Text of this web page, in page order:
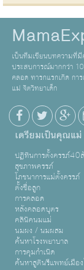
เป็นทีมเขียนบทความที่
ประสบการณ์มากกว่า
คลอด ทารกแรกเกิด กา
แม่ จิตวิทยาเด็ก
เตรียมเป็นคุณแม่
ปฏิทินการตั้งครรภ์40
สุขภาพครรภ์
โภชนาการแม่ตั้งครรภ์
ตั้งชื่อลูก
การคลอด
หลังคลอดบุตร
คลินิคนมแม่
นมผง / นมผสม
ค้นหาโรงพยาบาล
การคุมกำเนิด
ค้นหาสูตินรีแพทย์เมือ